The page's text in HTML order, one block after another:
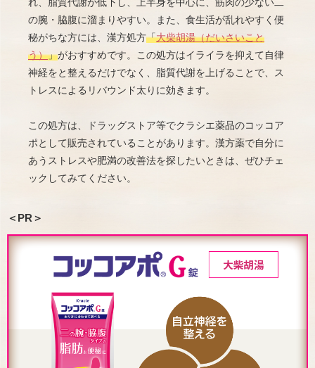
の腕・脇腹に溜まりやすい。また、食生活が乱れやすく便
秘がちな方には、漢方処方「大柴胡湯（だいさいこと
う）」がおすすめです。この処方はイライラを抑えて自律
神経をと整えるだけでなく、脂質代謝を上げることで、ス
トレスによるリバウンド太りに効きます。
この処方は、ドラッグストア等でクラシエ薬品のコッコア
ポとして販売されていることがあります。漢方薬で自分に
あうストレスや肥満の改善法を探したいときは、ぜひチェ
ックしてみてください。
＜PR＞